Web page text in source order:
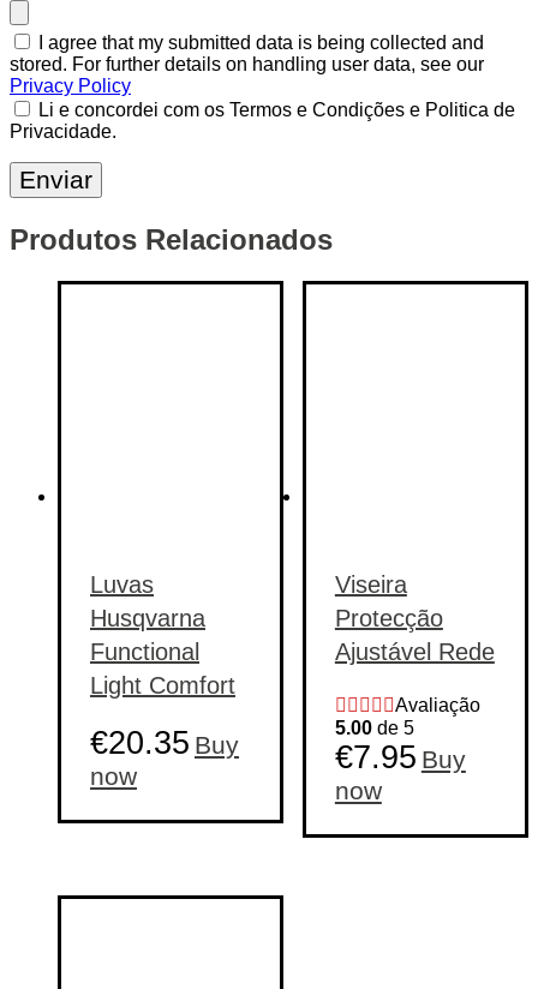
I agree that my submitted data is being collected and
stored. For further details on handling user data, see our
Privacy Policy
Li e concordei com os Termos e Condições e Politica de
Privacidade.
Produtos Relacionados
Luvas
Husqvarna
Functional
Light Comfort
€20.35 Buy
nowThis
product
options
Viseira
Protecção
Ajustável Rede
Avaliação
5.00de 5
€7.95 Buy
now